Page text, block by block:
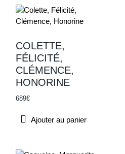
COLETTE,
FÉLICITÉ,
CLÉMENCE,
HONORINE
689€
Ajouter au panier